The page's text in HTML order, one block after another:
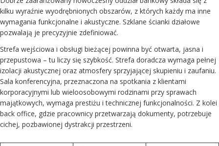
kilku wyraźnie wyodrębnionych obszarów, z których każdy ma inne
wymagania funkcjonalne i akustyczne. Szklane ścianki działowe
pozwalają je precyzyjnie zdefiniować.
Strefa wejściowa i obsługi bieżącej powinna być otwarta, jasna i
przepustowa – tu liczy się szybkość. Strefa doradcza wymaga pełnej
izolacji akustycznej oraz atmosfery sprzyjającej skupieniu i zaufaniu.
Sala konferencyjna, przeznaczona na spotkania z klientami
korporacyjnymi lub wieloosobowymi rodzinami przy sprawach
majątkowych, wymaga prestiżu i technicznej funkcjonalności. Z kolei
back office, gdzie pracownicy przetwarzają dokumenty, potrzebuje
cichej, pozbawionej dystrakcji przestrzeni.